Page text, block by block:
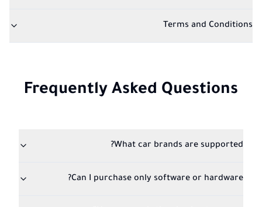
Terms and Conditions
Frequently Asked Questions
What car brands are supported?
Can I purchase only software or hardware?